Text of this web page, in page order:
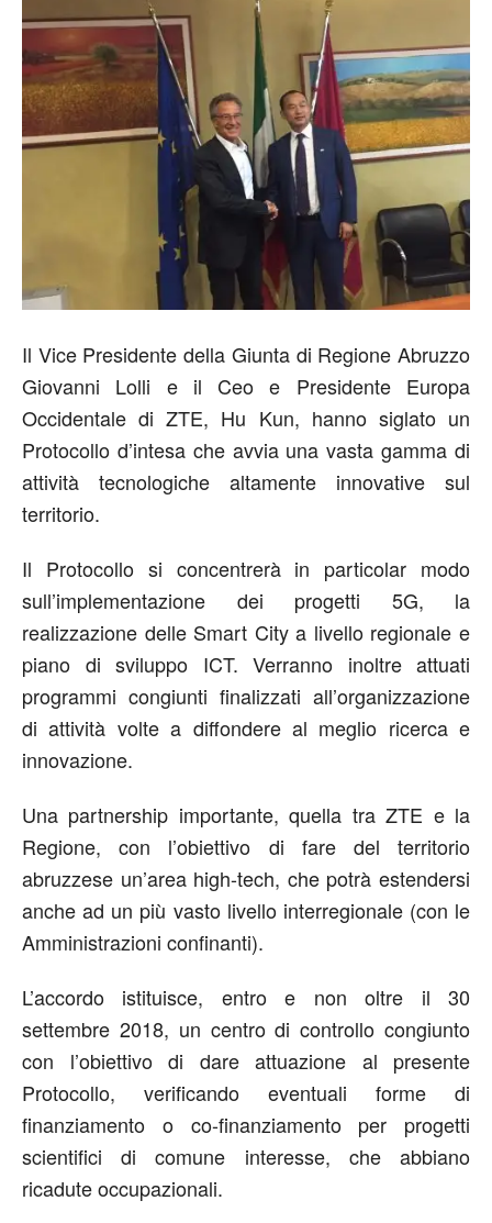
Il Vice Presidente della Giunta di Regione Abruzzo
Giovanni Lolli e il Ceo e Presidente Europa
Occidentale di ZTE, Hu Kun, hanno siglato un
Protocollo d’intesa che avvia una vasta gamma di
attività tecnologiche altamente innovative sul
territorio.
Il Protocollo si concentrerà in particolar modo
sull’implementazione dei progetti 5G, la
realizzazione delle Smart City a livello regionale e
piano di sviluppo ICT. Verranno inoltre attuati
programmi congiunti finalizzati all’organizzazione
di attività volte a diffondere al meglio ricerca e
innovazione.
Una partnership importante, quella tra ZTE e la
Regione, con l’obiettivo di fare del territorio
abruzzese un’area high-tech, che potrà estendersi
anche ad un più vasto livello interregionale (con le
Amministrazioni confinanti).
L’accordo istituisce, entro e non oltre il 30
settembre 2018, un centro di controllo congiunto
con l’obiettivo di dare attuazione al presente
Protocollo, verificando eventuali forme di
finanziamento o co-finanziamento per progetti
scientifici di comune interesse, che abbiano
ricadute occupazionali.